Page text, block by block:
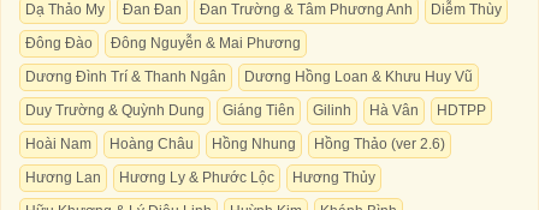
Dạ Thảo My
Đan Đan Đan Trường & Tâm Phương Anh
Diễm Thùy
Đông Đào
Đông Nguyễn & Mai Phương
Dương Đình Trí & Thanh Ngân
Dương Hồng Loan & Khưu Huy Vũ
Duy Trường & Quỳnh Dung
Giáng Tiên Gilinh Hà Vân
HDTPP
Hoài Nam
Hoàng Châu Hồng Nhung
Hồng Thảo (ver 2.6)
Hương Lan
Hương Ly & Phước Lộc
Hương Thủy